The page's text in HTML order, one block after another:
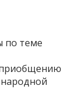
по теме
приобщению